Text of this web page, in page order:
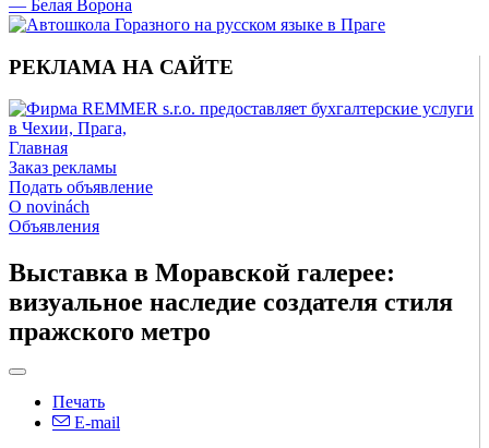
РЕКЛАМА НА САЙТЕ
Главная
Заказ рекламы
Подать объявление
O novinách
Объявления
Выставка в Моравской галерее:
визуальное наследие создателя стиля
пражского метро
Печать
E-mail